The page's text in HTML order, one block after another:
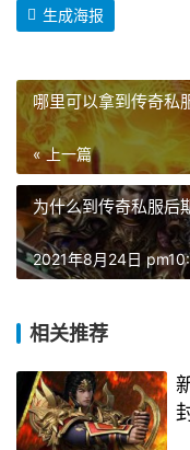
生成海报
哪里可以拿到传奇私
« 上一篇
为什么到传奇私服后
2021年8月24日
相关推荐